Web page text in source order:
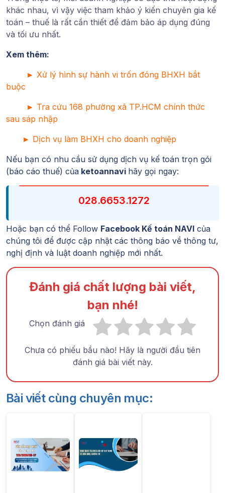
khác nhau, vì vậy việc tham khảo ý kiến chuyên gia kế
toán – thuế là rất cần thiết để đảm bảo áp dụng đúng
và tối ưu nhất.
Xem thêm:
► Xử lý hình sự hành vi trốn đóng BHXH bắt
buộc
► Tra cứu 168 phường xã TP.HCM chính thức
sau sáp nhập
► Dịch vụ làm BHXH cho doanh nghiệp
Nếu bạn có nhu cầu sử dụng dịch vụ kế toán trọn gói
(báo cáo thuế) của ketoannavi hãy gọi ngay:
028.6653.1272
Hoặc bạn có thể Follow Facebook Kế toán NAVI của
chúng tôi để được cập nhật các thông báo về thông tư,
nghị định và luật doanh nghiệp mới nhất.
Đánh giá chất lượng bài viết,
bạn nhé!
Chọn đánh giá
Chưa có phiếu bầu nào! Hãy là người đầu tiên
đánh giá bài viết này.
Bài viết cùng chuyên mục: